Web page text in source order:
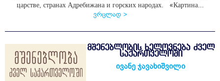
царстве, странах Адребижана и горских народах. «Картина...
ვრცლად >
ᲛᲨᲔᲜᲔᲑᲚᲝᲑᲘᲡ ᲮᲔᲚᲝᲕᲜᲔᲑᲐ ᲫᲕᲔᲚ
ᲡᲐᲥᲐᲠᲗᲕᲔᲚᲝᲨᲘ
ივანე ჯავახიშვილი